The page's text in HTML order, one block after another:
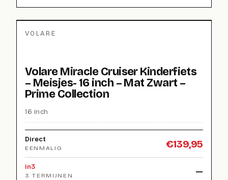
VOLARE
Volare Miracle Cruiser Kinderfiets
– Meisjes- 16 inch – Mat Zwart –
Prime Collection
16 inch
Direct
EENMALIG €139,95
in3
3 TERMIJNEN —